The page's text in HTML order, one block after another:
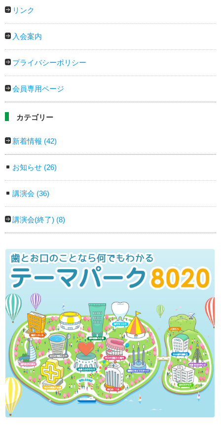
リンク
入会案内
プライバシーポリシー
会員専用ページ
カテゴリー
新着情報 (42)
お知らせ (26)
講演会 (36)
講演会(終了) (8)